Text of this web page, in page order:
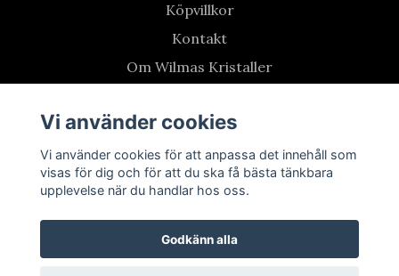
Köpvillkor
Kontakt
Om Wilmas Kristaller
Vi använder cookies
Vi använder cookies för att anpassa det innehåll som
visas för dig och för att du ska få bästa tänkbara
upplevelse när du handlar hos oss.
Godkänn alla